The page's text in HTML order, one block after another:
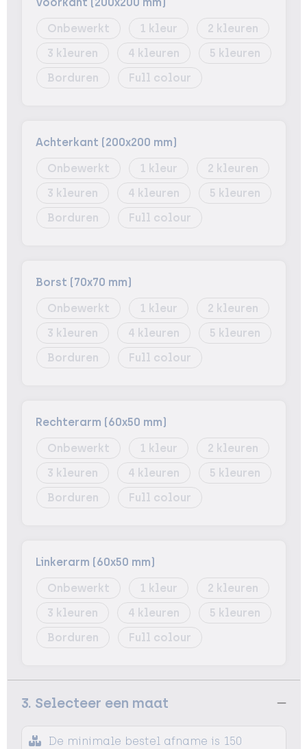
Onbewerkt
1
2
3
4
5
Borduren
Full colour
Achterkant (200x200 mm)
Onbewerkt
1
2
3
4
5
Borduren
Full colour
Borst (70x70 mm)
Onbewerkt
1
2
3
4
5
Borduren
Full colour
Rechterarm (60x50 mm)
Onbewerkt
1
2
3
4
5
Borduren
Full colour
Linkerarm (60x50 mm)
Onbewerkt
1
2
3
4
5
Borduren
Full colour
3. Selecteer een maat
De minimale bestel afname is 150